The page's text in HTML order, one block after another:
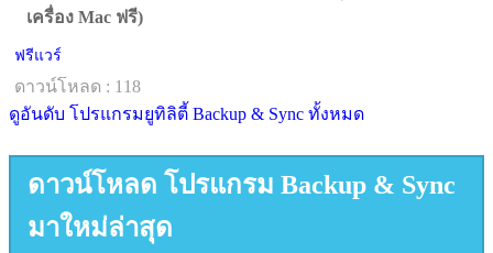
เครื่อง Mac ฟรี)
ฟรีแวร์
ดาวน์โหลด : 118
ดูอันดับ โปรแกรมยูทิลิตี้ Backup & Sync ทั้งหมด
ดาวน์โหลด โปรแกรม Backup & Sync
มาใหม่ล่าสุด